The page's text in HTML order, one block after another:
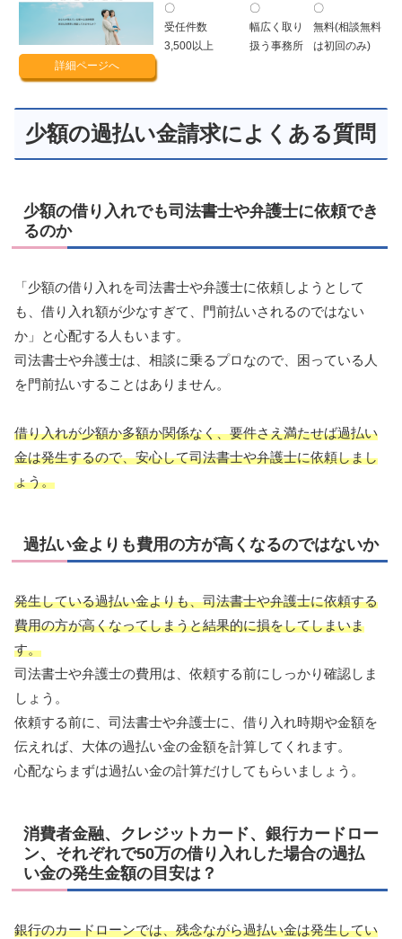
詳細ページへ
〇
受任件数
3,500以上
〇
幅広く取り
扱う事務所
〇
無料(相談無料
は初回のみ)
少額の過払い金請求によくある質問
少額の借り入れでも司法書士や弁護士に依頼でき
るのか
「少額の借り入れを司法書士や弁護士に依頼しようとして
も、借り入れ額が少なすぎて、門前払いされるのではない
か」と心配する人もいます。
司法書士や弁護士は、相談に乗るプロなので、困っている人
を門前払いすることはありません。
借り入れが少額か多額か関係なく、要件さえ満たせば過払い
金は発生するので、安心して司法書士や弁護士に依頼しまし
ょう。
過払い金よりも費用の方が高くなるのではないか
発生している過払い金よりも、司法書士や弁護士に依頼する
費用の方が高くなってしまうと結果的に損をしてしまいま
す。
司法書士や弁護士の費用は、依頼する前にしっかり確認しま
しょう。
依頼する前に、司法書士や弁護士に、借り入れ時期や金額を
伝えれば、大体の過払い金の金額を計算してくれます。
心配ならまずは過払い金の計算だけしてもらいましょう。
消費者金融、クレジットカード、銀行カードロー
ン、それぞれで50万の借り入れした場合の過払
い金の発生金額の目安は？
銀行のカードローンでは、残念ながら過払い金は発生してい